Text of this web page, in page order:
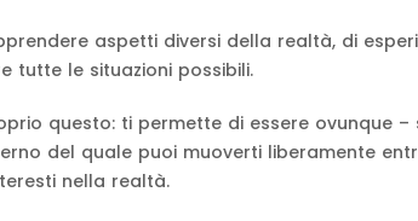
aspetti diversi della realtà, di
tutte le situazioni possibili.
questo: ti permette di essere ovunque –
del quale puoi muoverti liberamente
nella realtà.